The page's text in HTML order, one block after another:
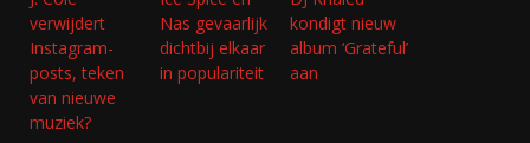
verwijdert
Instagram-
posts, teken
van nieuwe
muziek?
Nas gevaarlijk
dichtbij elkaar
in populariteit
kondigt nieuw
album ‘Grateful’
aan